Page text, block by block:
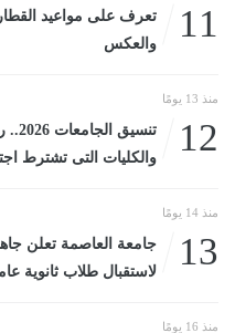
11
تعرف على مواعيد
والعكس
منذ 13 يومًا
12
والكليات التى تشترط
منذ 14 يومًا
13
جامعة العاصمة تعلن
لاستقبال طلاب ثانوية عامة
منذ 16 يومًا